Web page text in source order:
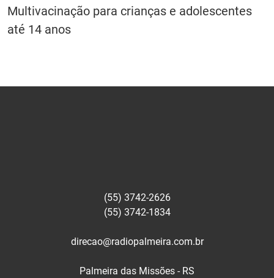
Multivacinação para crianças e adolescentes
até 14 anos
(55) 3742-2626
(55) 3742-1834
direcao@radiopalmeira.com.br
Palmeira das Missões - RS